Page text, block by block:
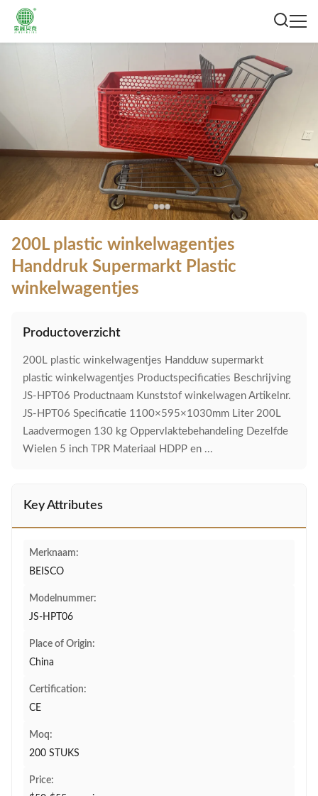
200L plastic winkelwagentjes
Handdruk Supermarkt Plastic
winkelwagentjes
Productoverzicht
200L plastic winkelwagentjes Handduw supermarkt
plastic winkelwagentjes Productspecificaties Beschrijving
JS-HPT06 Productnaam Kunststof winkelwagen Artikelnr.
JS-HPT06 Specificatie 1100×595×1030mm Liter 200L
Laadvermogen 130 kg Oppervlaktebehandeling Dezelfde
Wielen 5 inch TPR Materiaal HDPP en ...
Key Attributes
Merknaam:
BEISCO
Modelnummer:
JS-HPT06
Place of Origin:
China
Certification:
CE
Moq:
200 STUKS
Price: